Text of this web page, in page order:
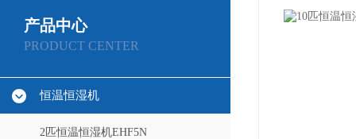
产品中心
PRODUCT CENTER
恒温恒湿机
2匹恒温恒湿机EHF5N